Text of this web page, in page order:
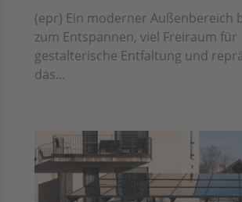
(epr) Ein moderner Außenbereich
zum Entspannen, viel Freiraum für
gestalterische Entfaltung und
das...